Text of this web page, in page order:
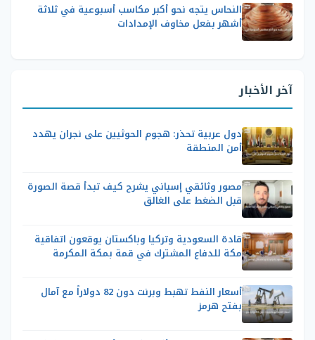
النحاس يتجه نحو أكبر مكاسب أسبوعية في ثلاثة
أشهر بفعل مخاوف الإمدادات
آخر الأخبار
دول عربية تحذر: هجوم الحوثيين على نجران يهدد
أمن المنطقة
مصور وثائقي إسباني يشرح كيف تبدأ قصة الصورة
قبل الضغط على الغالق
قادة السعودية وتركيا وباكستان يوقعون اتفاقية
مكة للدفاع المشترك في قمة بمكة المكرمة
أسعار النفط تهبط وبرنت دون 82 دولاراً مع آمال
بفتح هرمز